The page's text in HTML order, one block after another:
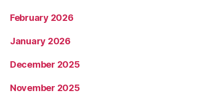
February 2026
January 2026
December 2025
November 2025